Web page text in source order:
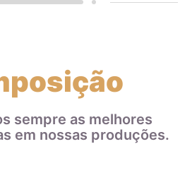
sempre as melhores
em nossas produções.